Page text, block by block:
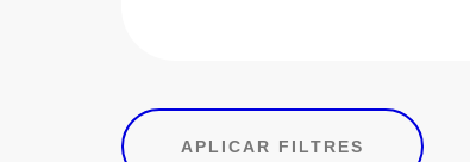
APLICAR FILTRES